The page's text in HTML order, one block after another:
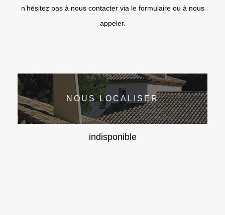
n’hésitez pas à nous contacter via le formulaire ou à nous
appeler.
NOUS LOCALISER
indisponible